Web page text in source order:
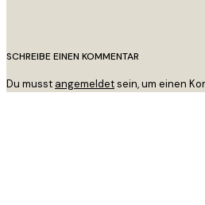
SCHREIBE EINEN KOMMENTAR
Du musst angemeldetsein, um einen